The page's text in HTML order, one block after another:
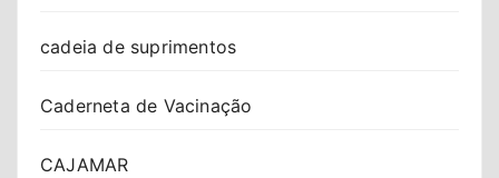
cadeia de suprimentos
Caderneta de Vacinação
CAJAMAR